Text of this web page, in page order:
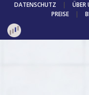
DATENSCHUTZ
| ÜBER
PREISE
|